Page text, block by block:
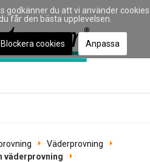
Väderprovning
väderprovning
godkänner du att vi använder cookies
får den bästa upplevelsen.
Blockera cookies Anpassa